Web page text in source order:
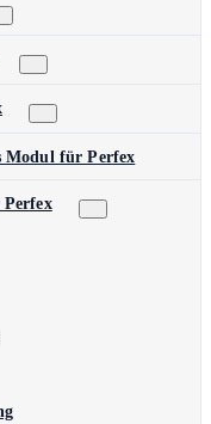
Modul für Perfex